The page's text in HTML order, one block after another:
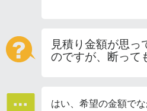
見積り金額が思っ
のですが、断って
はい、希望の金額で